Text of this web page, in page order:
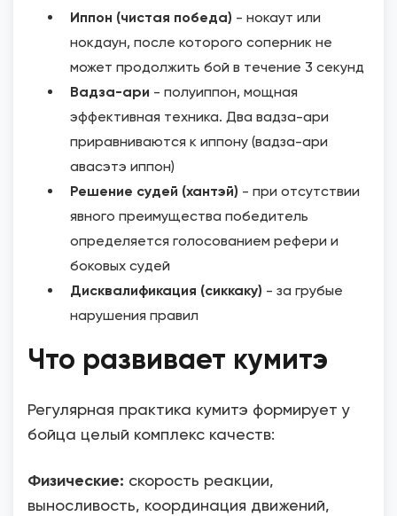
Иппон (чистая победа) - нокаут или
нокдаун, после которого соперник не
может продолжить бой в течение 3 секунд
Вадза-ари - полуиппон, мощная
эффективная техника. Два вадза-ари
приравниваются к иппону (вадза-ари
авасэтэ иппон)
Решение судей (хантэй) - при отсутствии
явного преимущества победитель
определяется голосованием рефери и
боковых судей
Дисквалификация (сиккаку) - за грубые
нарушения правил
Что развивает кумитэ
Регулярная практика кумитэ формирует у
бойца целый комплекс качеств:
Физические: скорость реакции,
выносливость, координация движений,